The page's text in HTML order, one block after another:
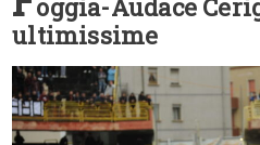
oggia-Audace
ultimissime